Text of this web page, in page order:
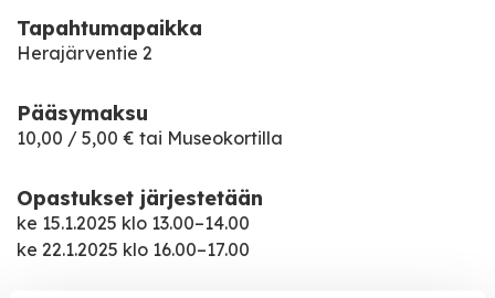
Tapahtumapaikka
Herajärventie 2
Pääsymaksu
10,00 / 5,00 € tai Museokortilla
Opastukset järjestetään
ke 15.1.2025 klo 13.00–14.00
ke 22.1.2025 klo 16.00–17.00